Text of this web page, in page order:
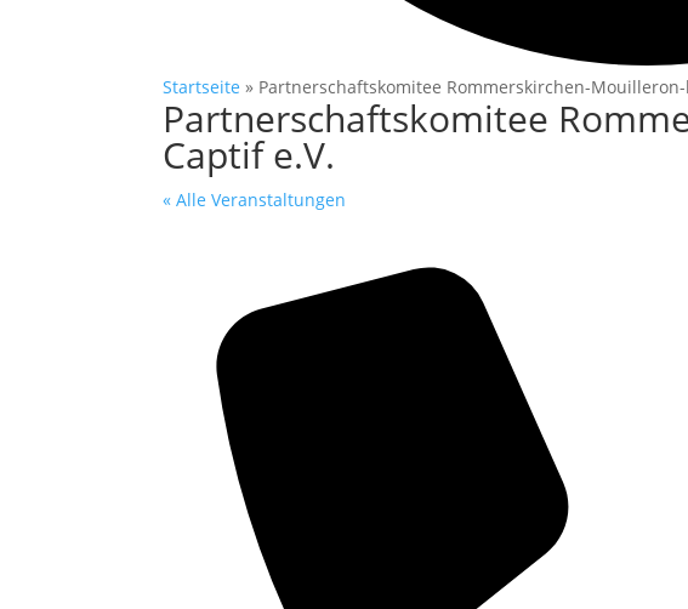
Startseite » Partnerschaftskomitee Rommerskirchen-Mouilleron-
Partnerschaftskomitee
Captif e.V.
« Alle Veranstaltungen